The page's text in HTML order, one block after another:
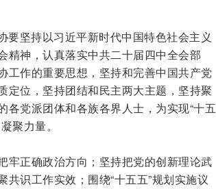
要坚持以习近平新时代中国特色社会主义
精神，认真落实中共二十届四中全会部
工作的重要思想，坚持和完善中国共产党
定位，坚持团结和民主两大主题，坚持聚
党派团体和各族各界人士，为实现“十五
聚力量。
牢正确政治方向；坚持把党的创新理论武
识工作实效；围绕“十五五”规划实施议